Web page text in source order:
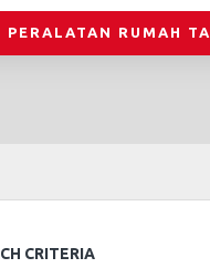
PERALATAN RUMAH
CRITERIA